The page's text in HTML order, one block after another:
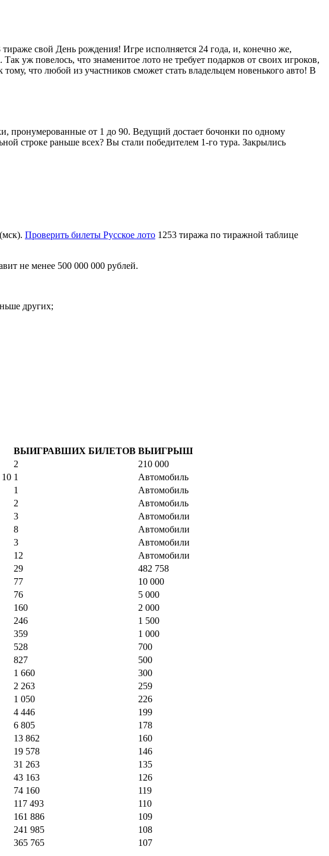
свой День рождения! Игре исполняется 24 года, и, конечно же,
уж повелось, что знаменитое лото не требует подарков от своих игроков,
что любой из участников сможет стать владельцем новенького авто! В
пронумерованные от 1 до 90. Ведущий достает бочонки по одному
строке раньше всех? Вы стали победителем 1-го тура. Закрылись
Проверить билеты Русское лото 1253 тиража по тиражной таблице
не менее 500 000 000 рублей.
других;
ВЫИГРАВШИХ БИЛЕТОВ ВЫИГРЫШ
2
210 000
10 1
Автомобиль
1
Автомобиль
2
Автомобиль
3
Автомобили
8
Автомобили
3
Автомобили
12
Автомобили
29
482 758
77
10 000
76
5 000
160
2 000
246
1 500
359
1 000
528
700
827
500
1 660
300
2 263
259
1 050
226
4 446
199
6 805
178
13 862
160
19 578
146
31 263
135
43 163
126
74 160
119
117 493
110
161 886
109
241 985
108
365 765 107